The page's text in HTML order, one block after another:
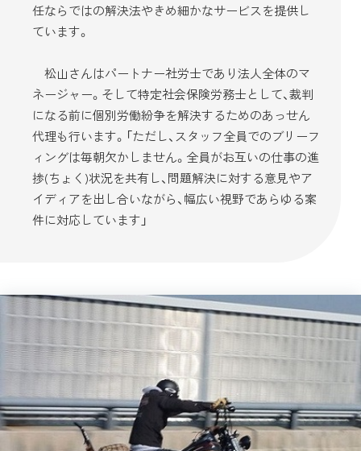
任ならではの解決法やきめ細かなサービスを提供し
ています。
松山さんはパートナー社労士であり法人全体のマ
ネージャー。そして特定社会保険労務士として、裁判
になる前に個別労働紛争を解決するためのあっせん
代理も行います。「ただし、スタッフ全員でのブリーフ
ィングは毎朝欠かしません。全員がお互いの仕事の進
捗(ちょく)状況を共有し、問題解決に対する意見やア
イディアを出し合いながら、幅広い視野であらゆる案
件に対応しています」